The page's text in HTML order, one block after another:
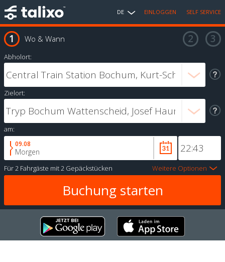
DE EINLOGGEN SELF SERVICE
Wo & Wann
Abholort:
Zielort:
am:
09.08
Morgen
Für2 Fahrgäste mit2 Gepäckstücken Weitere Optionen